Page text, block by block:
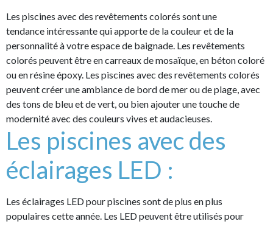
Les piscines avec des revêtements colorés sont une
tendance intéressante qui apporte de la couleur et de la
personnalité à votre espace de baignade. Les revêtements
colorés peuvent être en carreaux de mosaïque, en béton coloré
ou en résine époxy. Les piscines avec des revêtements colorés
peuvent créer une ambiance de bord de mer ou de plage, avec
des tons de bleu et de vert, ou bien ajouter une touche de
modernité avec des couleurs vives et audacieuses.
Les piscines avec des
éclairages LED :
Les éclairages LED pour piscines sont de plus en plus
populaires cette année. Les LED peuvent être utilisés pour